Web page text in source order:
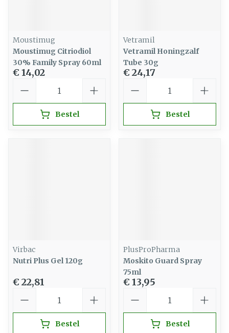
Moustimug
Moustimug Citriodiol
30% Family Spray 60ml
€ 14,02
Bestel
Vetramil
Vetramil Honingzalf
Tube 30g
€ 24,17
Bestel
Virbac
Nutri Plus Gel 120g
€ 22,81
Bestel
PlusProPharma
Moskito Guard Spray
75ml
€ 13,95
Bestel